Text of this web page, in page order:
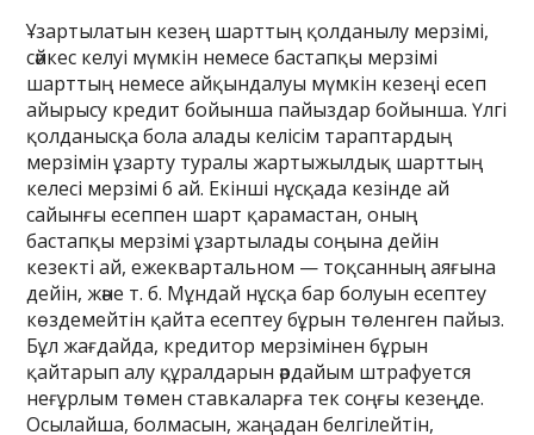
Ұзартылатын кезең шарттың қолданылу мерзімі,
сәйкес келуі мүмкін немесе бастапқы мерзімі
шарттың немесе айқындалуы мүмкін кезеңі есеп
айырысу кредит бойынша пайыздар бойынша. Үлгі
қолданысқа бола алады келісім тараптардың
мерзімін ұзарту туралы жартыжылдық шарттың
келесі мерзімі 6 ай. Екінші нұсқада кезінде ай
сайынғы есеппен шарт қарамастан, оның
бастапқы мерзімі ұзартылады соңына дейін
кезекті ай, ежеквартальном — тоқсанның аяғына
дейін, және т. б. Мұндай нұсқа бар болуын есептеу
көздемейтін қайта есептеу бұрын төленген пайыз.
Бұл жағдайда, кредитор мерзімінен бұрын
қайтарып алу құралдарын әрдайым штрафуется
неғұрлым төмен ставкаларға тек соңғы кезеңде.
Осылайша, болмасын, жаңадан белгілейтін,